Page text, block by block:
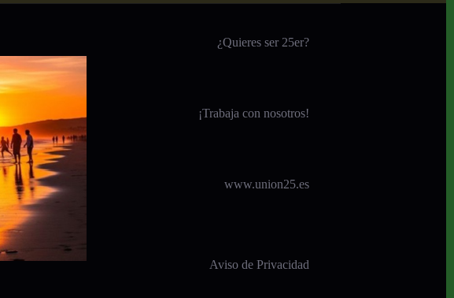
¿Quieres ser 25er?
¡Trabaja con nosotros!
www.union25.es
Aviso de Privacidad